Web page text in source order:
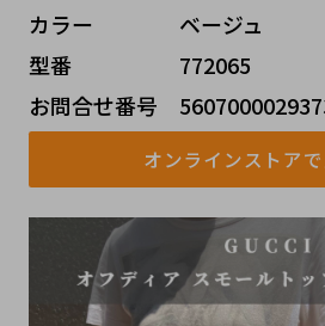
カラー    ベージュ
型番     772065
お問合せ番号
オンラインストア